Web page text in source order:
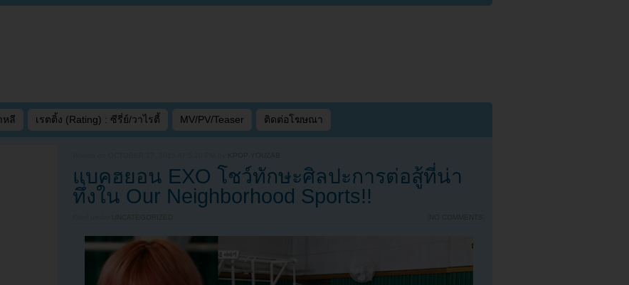
หลี เรตติ้ง (Rating) : ซีรี่ย์/วาไรตี้ MV/PV/Teaser ติดต่อโฆษณา
KPOP YOUZAB
แบคฮยอน EXO โชว์ทักษะศิลปะการต่อสู้ที่น่า
ทึ่งใน Our Neighborhood Sports!!
UNCATEGORIZED NO COMMENTS